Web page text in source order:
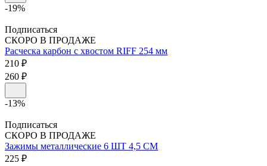
-19%
Подписаться
СКОРО В ПРОДАЖЕ
Расческа карбон с хвостом RIFF 254 мм
210 ₽
260 ₽
-13%
Подписаться
СКОРО В ПРОДАЖЕ
Зажимы металлические 6 ШТ 4,5 СМ
225 ₽